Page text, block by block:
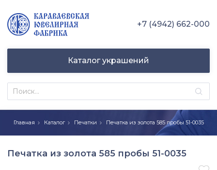
+7 (4942) 662-000
Каталог украшений
Главная Каталог Печатки Печатка из золота 585 пробы 51-0035
Печатка из золота 585 пробы 51-0035